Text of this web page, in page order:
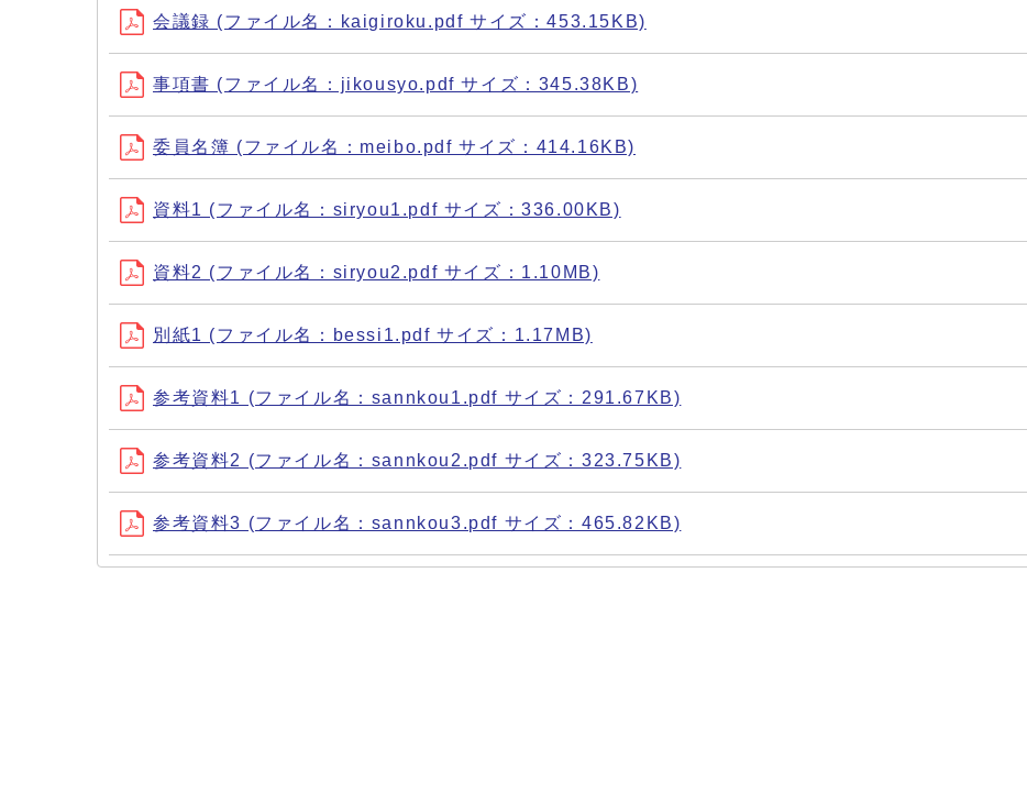
会議録 (ファイル名：kaigiroku.pdf サイズ：453.15KB)
事項書 (ファイル名：jikousyo.pdf サイズ：345.38KB)
委員名簿 (ファイル名：meibo.pdf サイズ：414.16KB)
資料1 (ファイル名：siryou1.pdf サイズ：336.00KB)
資料2 (ファイル名：siryou2.pdf サイズ：1.10MB)
別紙1 (ファイル名：bessi1.pdf サイズ：1.17MB)
参考資料1 (ファイル名：sannkou1.pdf サイズ：291.67KB)
参考資料2 (ファイル名：sannkou2.pdf サイズ：323.75KB)
参考資料3 (ファイル名：sannkou3.pdf サイズ：465.82KB)